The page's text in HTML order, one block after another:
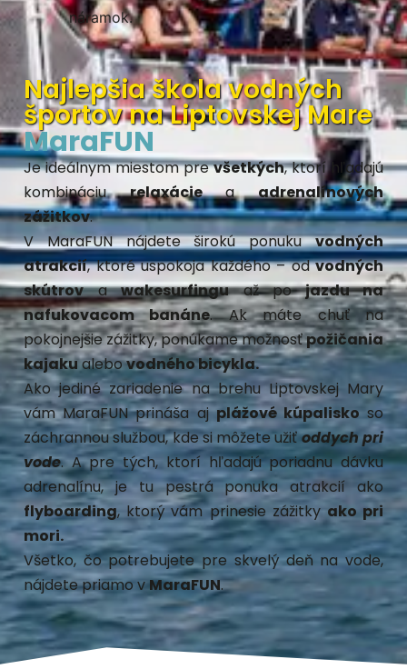
Najlepšia škola vodných
športov na Liptovskej Mare
MaraFUN
Je ideálnym miestom prevšetkých, ktorí hľadajú
kombináciurelaxácieaadrenalínových
zážitkov.
VMaraFUNnájdete širokú ponukuvodných
atrakcií, ktoré uspokoja každého – odvodných
skútrovawakesurfinguaž pojazdu na
nafukovacom banáne. Ak máte chuť na
pokojnejšie zážitky, ponúkame možnosťpožičania
kajakualebovodného bicykla.
Ako jediné zariadenie na brehu Liptovskej Mary
vámMaraFUNprináša ajplážové kúpalisko so
záchrannou službou, kde si môžete užiťoddych pri
vode. A pre tých, ktorí hľadajú poriadnu dávku
adrenalínu, je tu pestrá ponuka atrakcií ako
flyboarding, ktorý vám prinesie zážitky ako pri
mori.
Všetko, čo potrebujete pre skvelý deň na vode,
nájdete priamo vMaraFUN.
náramok.